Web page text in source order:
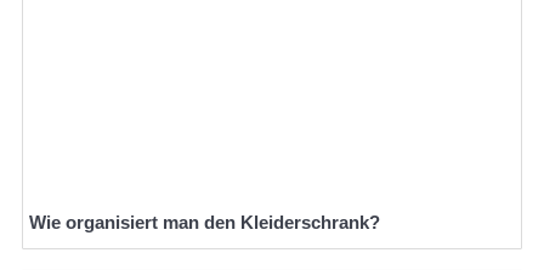
Wie organisiert man den Kleiderschrank?